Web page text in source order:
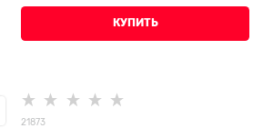
КУПИТЬ
21873